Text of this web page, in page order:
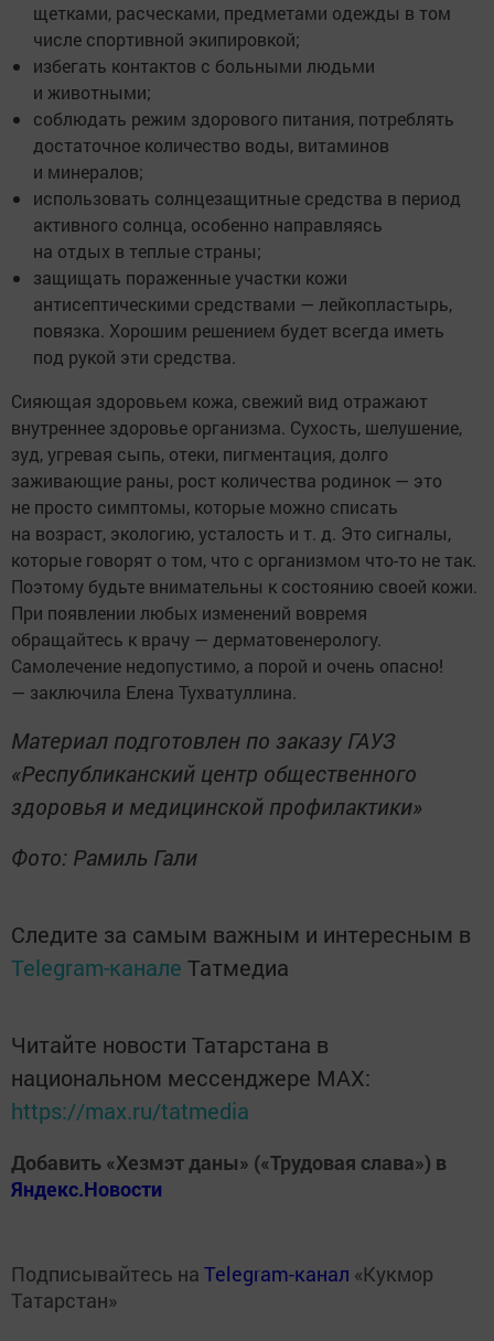
щетками, расческами, предметами одежды в том
числе спортивной экипировкой;
избегать контактов с больными людьми
и животными;
соблюдать режим здорового питания, потреблять
достаточное количество воды, витаминов
и минералов;
использовать солнцезащитные средства в период
активного солнца, особенно направляясь
на отдых в теплые страны;
защищать пораженные участки кожи
антисептическими средствами — лейкопластырь,
повязка. Хорошим решением будет всегда иметь
под рукой эти средства.
Сияющая здоровьем кожа, свежий вид отражают
внутреннее здоровье организма. Сухость, шелушение,
зуд, угревая сыпь, отеки, пигментация, долго
заживающие раны, рост количества родинок — это
не просто симптомы, которые можно списать
на возраст, экологию, усталость и т. д. Это сигналы,
которые говорят о том, что с организмом что-то не так.
Поэтому будьте внимательны к состоянию своей кожи.
При появлении любых изменений вовремя
обращайтесь к врачу — дерматовенерологу.
Самолечение недопустимо, а порой и очень опасно!
— заключила Елена Тухватуллина.
Материал подготовлен по заказу ГАУЗ
«Республиканский центр общественного
здоровья и медицинской профилактики»
Фото: Рамиль Гали
Следите за самым важным и интересным в
Telegram-канале Татмедиа
Читайте новости Татарстана в
национальном мессенджере MАХ:
https://max.ru/tatmedia
Добавить «Хезмэт даны» («Трудовая слава») в
Яндекс.Новости
Подписывайтесь на Telegram-канал «Кукмор
Татарстан»